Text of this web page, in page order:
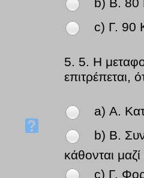
b) Β. 80
c) Γ. 90
5. 5. Η
επιτρέπεται,
a) Α.
b) Β.
κάθονται
c) Γ.